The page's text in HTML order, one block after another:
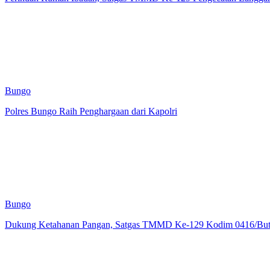
Bungo
Polres Bungo Raih Penghargaan dari Kapolri
Bungo
Dukung Ketahanan Pangan, Satgas TMMD Ke-129 Kodim 0416/